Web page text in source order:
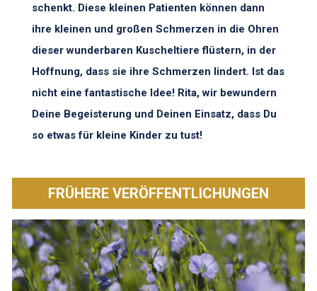
schenkt. Diese kleinen Patienten können dann
ihre kleinen und großen Schmerzen in die Ohren
dieser wunderbaren Kuscheltiere flüstern, in der
Hoffnung, dass sie ihre Schmerzen lindert. Ist das
nicht eine fantastische Idee! Rita, wir bewundern
Deine Begeisterung und Deinen Einsatz, dass Du
so etwas für kleine Kinder zu tust!
FRÜHERE VERÖFFENTLICHUNGEN